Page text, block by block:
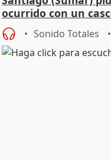
ocurrido con un
Sonido Totales